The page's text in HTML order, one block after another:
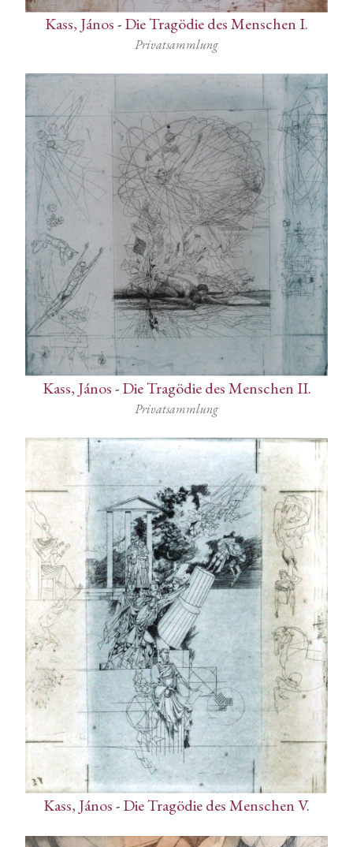
Kass, János-Die Tragödie des Menschen I.
Privatsammlung
Kass, János-Die Tragödie des Menschen II.
Privatsammlung
Kass, János-Die Tragödie des Menschen V.